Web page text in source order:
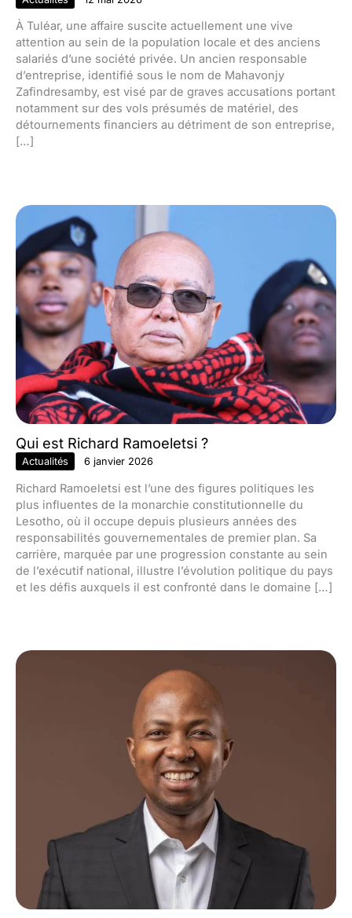
À Tuléar, une affaire suscite actuellement une vive
attention au sein de la population locale et des anciens
salariés d’une société privée. Un ancien responsable
d’entreprise, identifié sous le nom de Mahavonjy
Zafindresamby, est visé par de graves accusations portant
notamment sur des vols présumés de matériel, des
détournements financiers au détriment de son entreprise,
[…]
Qui est Richard Ramoeletsi ?
Actualités 6 janvier 2026
Richard Ramoeletsi est l’une des figures politiques les
plus influentes de la monarchie constitutionnelle du
Lesotho, où il occupe depuis plusieurs années des
responsabilités gouvernementales de premier plan. Sa
carrière, marquée par une progression constante au sein
de l’exécutif national, illustre l’évolution politique du pays
et les défis auxquels il est confronté dans le domaine […]